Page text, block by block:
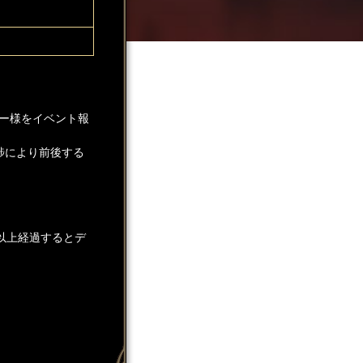
様をイベント報
より前後する
上経過するとデ